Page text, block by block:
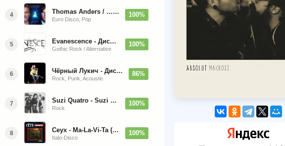
4 Thomas Anders / … Sings Modern Talking: The Best hi-res
Euro Disco, Pop
100%
5 Evanescence - Дискография (1998-2026)
Gothic Rock / Alternative
100%
6 Чёрный Лукич - Дискография (1987-2014)
Rock, Punk, Acoustic
86%
7 Suzi Quatro - Suzi Quatro (Bonus Tracks, Remaster) 1973/2022
Rock
100%
8 Ceyx - Ma-La-Vi-Ta (12'' Maxi-Single)
Italo-Disco
100%